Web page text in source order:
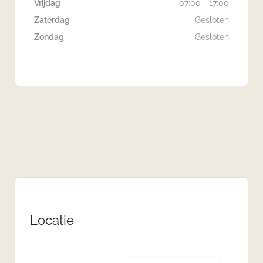
Vrijdag
07:00 - 17:00
Zaterdag
Gesloten
Zondag
Gesloten
Locatie